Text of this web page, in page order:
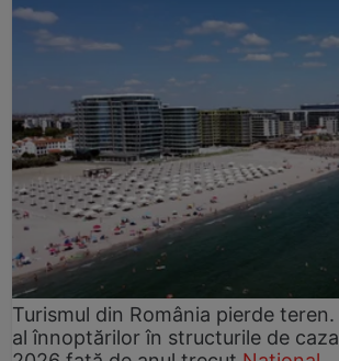
Turismul din România pierde
al înnoptărilor în structurile de